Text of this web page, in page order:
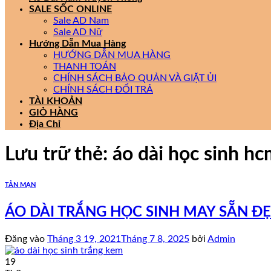
SALE SỐC ONLINE
Sale AD Nam
Sale AD Nữ
Hướng Dẫn Mua Hàng
HƯỚNG DẪN MUA HÀNG
THANH TOÁN
CHÍNH SÁCH BẢO QUẢN VÀ GIẶT ỦI
CHÍNH SÁCH ĐỔI TRẢ
TÀI KHOẢN
GIỎ HÀNG
Địa Chỉ
Lưu trữ thẻ: áo dài học sinh
TẢN MẠN
ÁO DÀI TRẮNG HỌC SINH MAY SẴN
Đăng vào Tháng 3 19, 2021Tháng 7 8, 2025 bởi Admin
19